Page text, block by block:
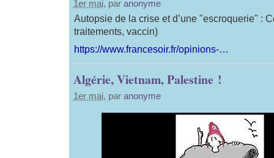
1er mai, par anonyme
Autopsie de la crise et d’une "escroquerie" :
traitements, vaccin)
https://www.francesoir.fr/opinions-…
Algérie, Vietnam, Palestine !
1er mai, par anonyme